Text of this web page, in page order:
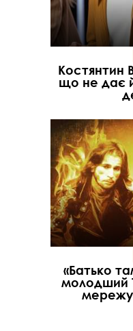
Костянтин
що не дає
«Батько
молодший
мережу